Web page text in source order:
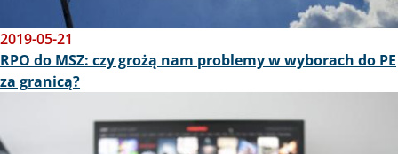
2019-05-21
RPO do MSZ: czy grożą nam problemy w wyborach do PE
za granicą?